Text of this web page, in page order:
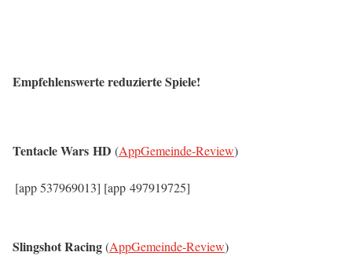
Empfehlenswerte reduzierte Spiele!
Tentacle Wars HD (AppGemeinde-Review)
[app 537969013] [app 497919725]
Slingshot Racing(AppGemeinde-Review)